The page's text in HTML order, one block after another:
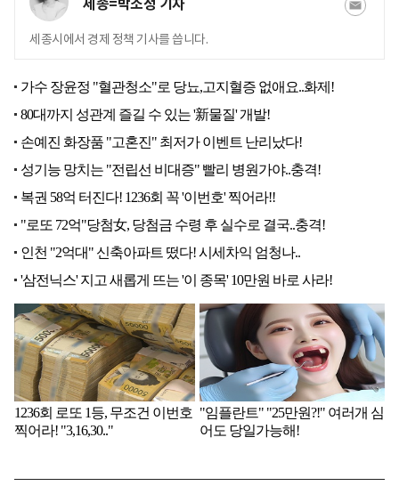
세종=박소정 기자
세종시에서 경제 정책 기사를 씁니다.